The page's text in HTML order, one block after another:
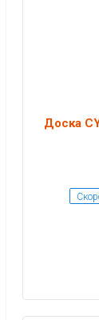
Доска